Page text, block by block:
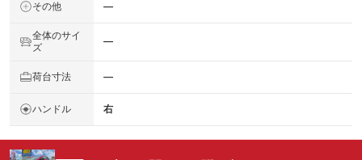
その他 ―
全体のサイ
ズ
―
荷台寸法 ―
ハンドル 右